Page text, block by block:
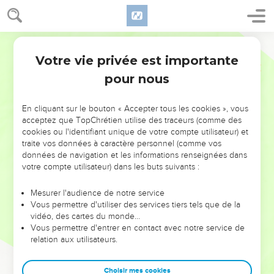
NE MANQUEZ PAS L’ÉVÉNEMENT
DE L’ANNÉE !
ET SI LEURS ERREURS POUVAIENT VOUS ÉVITER LES
VOTRES ?
leur foi ou leur vision. Mais on voit moins les doutes, les erreurs
et les saisons difficiles qu'ils ont traversés, alors même que ce
sont elles qui les ont façonnés.
Dans cette conférence, leaders, entrepreneurs, et responsables
clés pour avancer avec plus de sagesse afin que leurs erreurs
Votre vie privée est importante
pour nous
En cliquant sur le bouton « Accepter tous les cookies », vous
acceptez que TopChrétien utilise des traceurs (comme des
cookies ou l'identifiant unique de votre compte utilisateur) et
traite vos données à caractère personnel (comme vos
données de navigation et les informations renseignées dans
votre compte utilisateur) dans les buts suivants :
Mesurer l'audience de notre service
Vous permettre d'utiliser des services tiers tels que de la
vidéo, des cartes du monde…
Vous permettre d'entrer en contact avec notre service de
relation aux utilisateurs.
Choisir mes cookies